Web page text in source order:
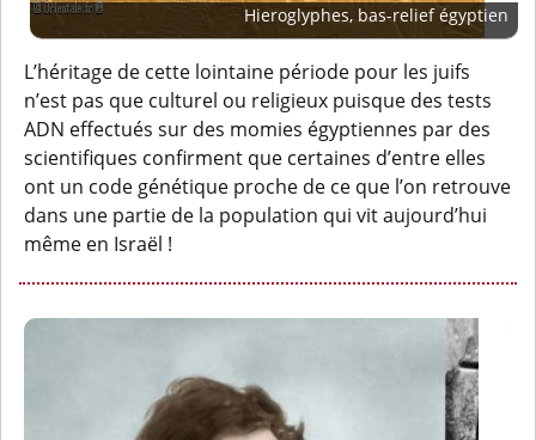
Hieroglyphes, bas-relief égyptien
L’héritage de cette lointaine période pour les juifs
n’est pas que culturel ou religieux puisque des tests
ADN effectués sur des momies égyptiennes par des
scientifiques confirment que certaines d’entre elles
ont un code génétique proche de ce que l’on retrouve
dans une partie de la population qui vit aujourd’hui
même en Israël !